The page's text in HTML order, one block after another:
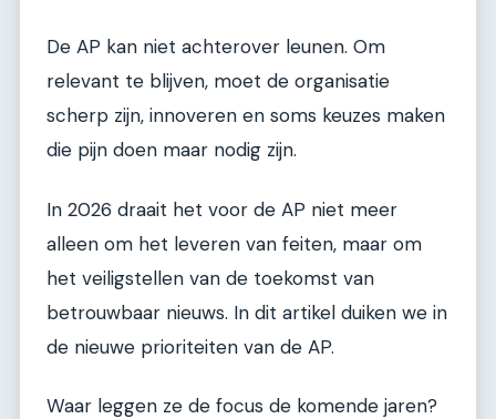
De AP kan niet achterover leunen. Om
relevant te blijven, moet de organisatie
scherp zijn, innoveren en soms keuzes maken
die pijn doen maar nodig zijn.
In 2026 draait het voor de AP niet meer
alleen om het leveren van feiten, maar om
het veiligstellen van de toekomst van
betrouwbaar nieuws. In dit artikel duiken we in
de nieuwe prioriteiten van de AP.
Waar leggen ze de focus de komende jaren?